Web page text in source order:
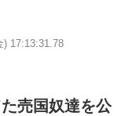
) 17:13:31.78
売国奴達を公